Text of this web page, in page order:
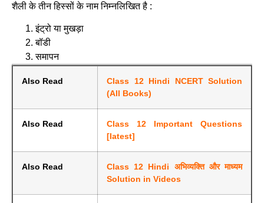
शैली के तीन हिस्सों के नाम निम्नलिखित है :
इंट्रो या मुखड़ा
बॉडी
समापन
Also Read
Class 12 Hindi NCERT Solution
(All Books)
Also Read
Class 12 Important Questions
[latest]
Also Read
Class 12 Hindi अभिव्यक्ति और माध्यम
Solution in Videos